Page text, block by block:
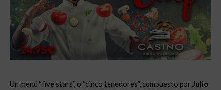
Un menú “five stars”, o “cinco tenedores”, compuesto por Julio